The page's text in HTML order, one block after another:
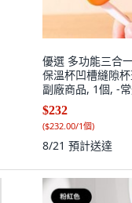
優選 多功能三合
保溫杯凹槽縫隙
副廠商品, 1個, -
裝 去污
$232
($232.00/1個)
8/21 預計送達